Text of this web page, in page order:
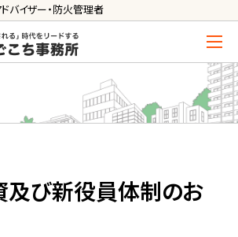
バイザー・防火管理者
及び新役員体制のお
方法